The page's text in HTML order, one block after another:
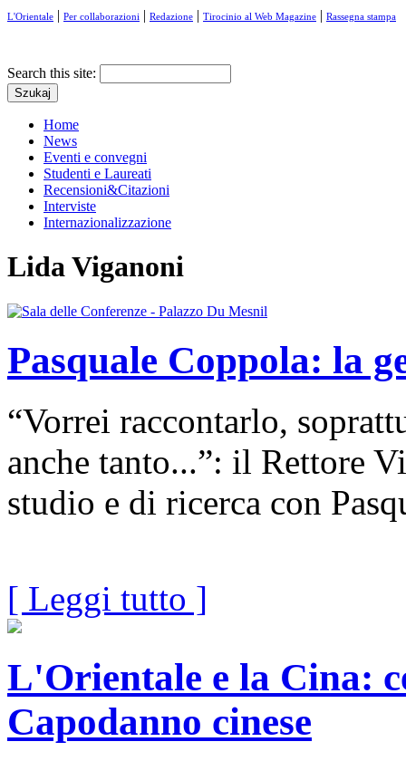
L'Orientale | Per collaborazioni | Redazione | Tirocinio al Web Magazine | Rassegna stampa
Search this site:
Home
News
Eventi e convegni
Studenti e Laureati
Recensioni&Citazioni
Interviste
Internazionalizzazione
Lida Viganoni
Pasquale Coppola: la
“Vorrei raccontarlo,
anche tanto...”: il Rettore
studio e di ricerca con
[ Leggi tutto ]
L'Orientale e la Cina:
Capodanno cinese